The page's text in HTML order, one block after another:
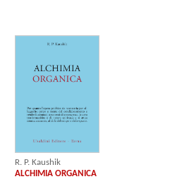
R. P. Kaushik
ALCHIMIA ORGANICA